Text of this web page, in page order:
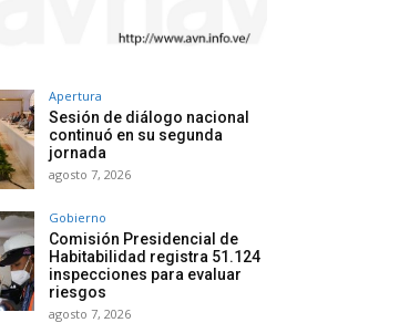
Apertura
Sesión de diálogo nacional
continuó en su segunda
jornada
agosto 7, 2026
Gobierno
Comisión Presidencial de
Habitabilidad registra 51.124
inspecciones para evaluar
riesgos
agosto 7, 2026